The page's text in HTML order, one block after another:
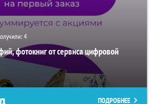
4
фотокниг от сервиса цифровой
ПОДРОБНЕЕ